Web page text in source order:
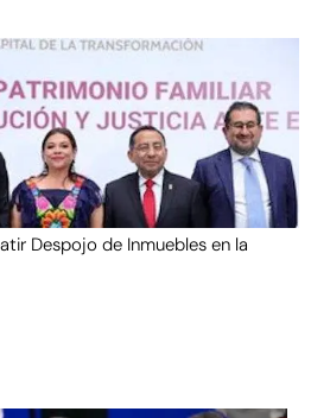
Despojo de Inmuebles en la